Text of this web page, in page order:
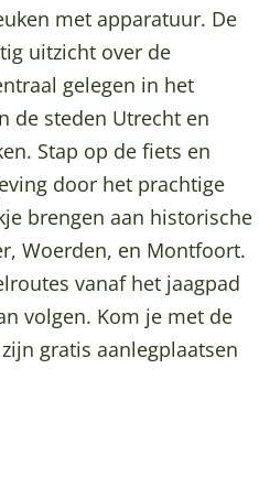
met apparatuur. De
uitzicht over de
gelegen in het
de steden Utrecht en
Stap op de fiets en
door het prachtige
brengen aan historische
Woerden, en Montfoort.
vanaf het jaagpad
volgen. Kom je met de
gratis aanlegplaatsen